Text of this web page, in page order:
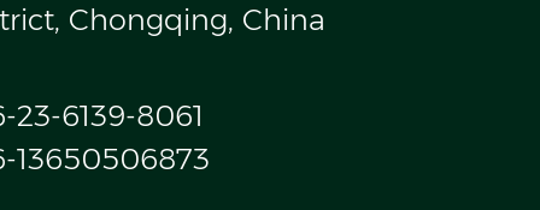
Chongqing, China
23-6139-8061
13650506873